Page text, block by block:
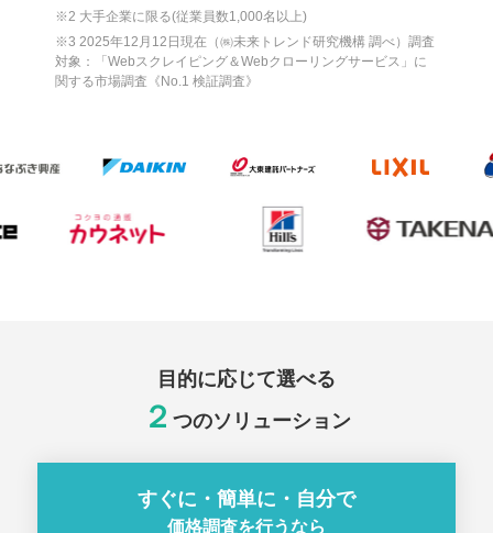
※2 大手企業に限る(従業員数1,000名以上)
※3 2025年12月12日現在（㈱未来トレンド研究機構 調べ）調査
対象：「Webスクレイピング＆Webクローリングサービス」に
関する市場調査《No.1 検証調査》
目的に応じて選べる
２ つのソリューション
すぐに・簡単に・自分で
価格調査を行うなら